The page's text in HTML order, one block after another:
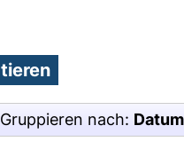
Gruppieren nach: Datum